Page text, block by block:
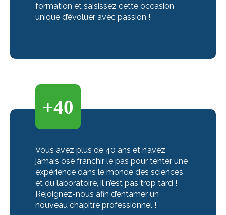
formation et saisissez cette occasion
unique d’évoluer avec passion !
Vous avez plus de 40 ans et n’avez
jamais osé franchir le pas pour tenter une
expérience dans le monde des sciences
et du laboratoire, il n’est pas trop tard !
Rejoignez-nous afin d’entamer un
nouveau chapitre professionnel !